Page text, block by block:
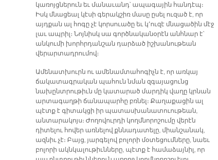
կառոյցներուն եւ մանաւանդ՝ ապագային հանդէպ։
Իսկ մնացեալ կէսի գերակշիռ մասը ըսել ուզած է, որ
այդքան ալ հոգը չէ կորսուածը եւ կ՚ուզէ մնացածին մէջ
լաւ ապրիլ։ Նոյնիսկ սա գործնականօրէն անհնար է՝
անկումի խորհրդանշան դարձած իշխանութեան
վերարտադրումով։
Ամենատխուրն ու ամենամտահոգիչն է, որ առկայ
ճակատագրական պահուն նման զգայացունց
նախընտրութիւն մը կատարած մարդիկ վաղը կրնան
արտագաղթի ճանապարհը բռնել։ Քաղաքացին ալ
պէտք է գիտակցի իր պատասխանատուութեան,
անտարակոյս։ Ժողովուրդի կողմնորոշումը վերէն
դիտելու հովեր առնելով քննադատելը, միանշանակ,
ազնիւ չէ։ Բայց, յարգելով բոլորի մօտեցումները, նաեւ
բոլորի ակնկալութիւնները, պէտք է համաձայնիլ, որ